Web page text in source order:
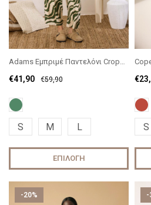
Adams Εμπριμέ Παντελόνι Cropped
€59,90
€41,90
S M L
ΕΠΙΛΟΓΉ
€
S
-20% -